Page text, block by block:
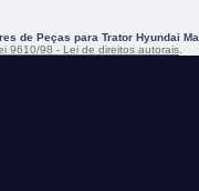
de Peças para Trator Hyundai
9610/98 - Lei de direitos autorais.